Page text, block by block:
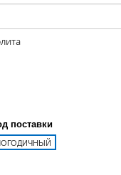
поставки